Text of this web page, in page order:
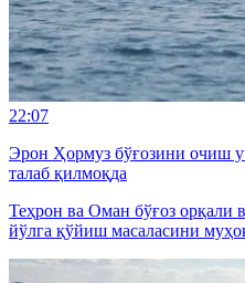
22:07
Эрон Ҳормуз бўғозини очиш
талаб қилмоқда
Теҳрон ва Оман бўғоз орқали
йўлга қўйиш масаласини